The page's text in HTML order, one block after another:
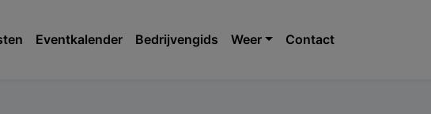
Eventkalender Bedrijvengids Weer Contact